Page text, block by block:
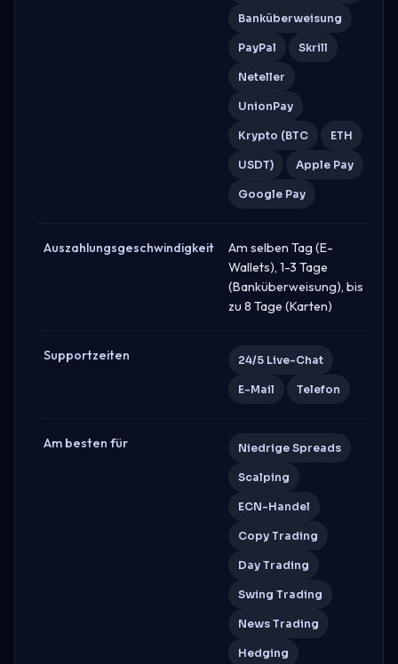
Banküberweisung
PayPal Skrill
Neteller
UnionPay
Krypto (BTC ETH
USDT) Apple Pay
Google Pay
Auszahlungsgeschwindigkeit
Am selben Tag (E-
Wallets), 1-3 Tage
(Banküberweisung), bis
zu 8 Tage (Karten)
Supportzeiten 24/5 Live-Chat
E-Mail Telefon
Am besten für Niedrige Spreads
Scalping
ECN-Handel
Copy Trading
Day Trading
Swing Trading
News Trading
Hedging